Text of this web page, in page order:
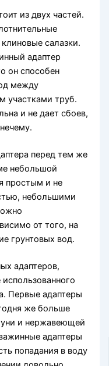
из двух частей.
салазки.
адаптер
он способен
между
участками труб.
и не дает сбоев,
перед тем же
небольшой
простым и не
небольшими
от того, на
грунтовых вод.
адаптеров,
Первые адаптеры
же больше
и нержавеющей
адаптеры
попадания в воду